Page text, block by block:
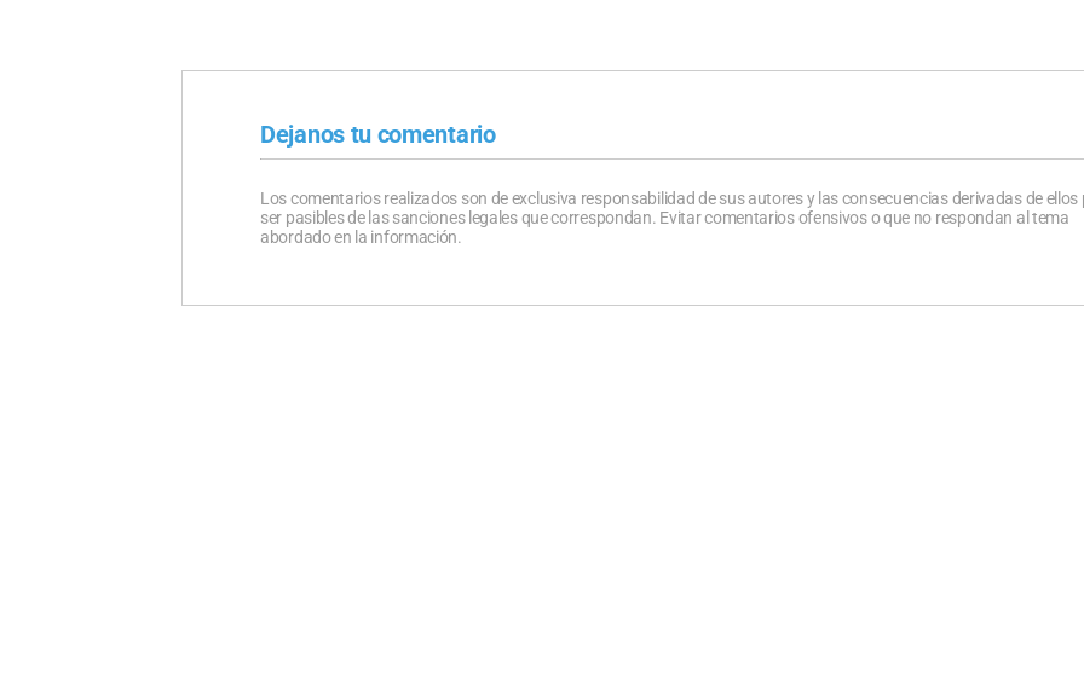
Dejanos tu comentario
Los comentarios realizados son de exclusiva responsabilidad de sus autores y las consecuencias derivadas de ellos
ser pasibles de las sanciones legales que correspondan. Evitar comentarios ofensivos o que no respondan al tema
abordado en la información.